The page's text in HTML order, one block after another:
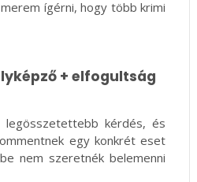
ígérni, hogy több krimi
+ elfogultság
kérdés, és
egy konkrét eset
nem szeretnék belemenni